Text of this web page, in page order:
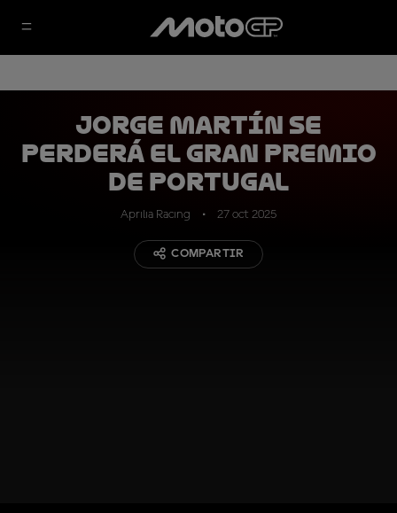
Jorge Martín se
perderá el Gran Premio
de Portugal
Aprilia Racing 27 oct 2025
COMPARTIR